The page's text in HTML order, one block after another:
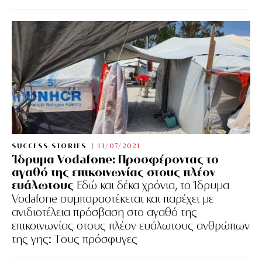
SUCCESS STORIES 13/07/2021
Ίδρυμα Vodafone: Προσφέροντας το
αγαθό της επικοινωνίας στους πλέον
ευάλωτους Εδώ και δέκα χρόνια, το Ίδρυμα
Vodafone συμπαραστέκεται και παρέχει με
ανιδιοτέλεια πρόσβαση στο αγαθό της
επικοινωνίας στους πλέον ευάλωτους ανθρώπων
της γης: Tους πρόσφυγες